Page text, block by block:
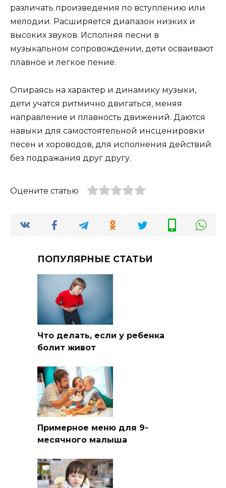
различать произведения по вступлению или
мелодии. Расширяется диапазон низких и
высоких звуков. Исполняя песни в
музыкальном сопровождении, дети осваивают
плавное и легкое пение.
Опираясь на характер и динамику музыки,
дети учатся ритмично двигаться, меняя
направление и плавность движений. Даются
навыки для самостоятельной инсценировки
песен и хороводов, для исполнения действий
без подражания друг другу.
Оцените статью
ПОПУЛЯРНЫЕ СТАТЬИ
Что делать, если у ребенка
болит живот
Примерное меню для 9-
месячного малыша